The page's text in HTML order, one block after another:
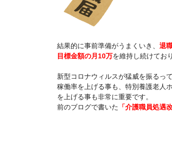
結果的に事前準備がうまくいき、 退
目標金額の月10万を維持し続けてお
新型コロナウィルスが猛威を振るっ
稼働率を上げる事も、特別養護老人
を上げる事も非常に重要です。
前のブログで書いた 「介護職員処遇